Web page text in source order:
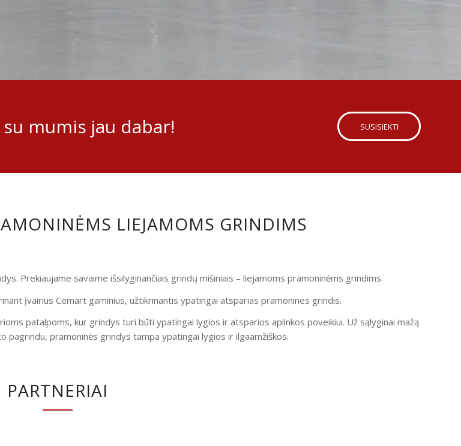
mumis jau dabar! SUSISIEKTI
LIEJAMOMS GRINDIMS
Prekiaujame savaime išsilyginančiais grindų mišiniais – liejamoms pramoninėms grindims.
įvairius Cemart gaminius, užtikrinantis ypatingai atsparias pramonines grindis.
patalpoms, kur grindys turi būti ypatingai lygios ir atsparios aplinkos poveikiui. Už sąlyginai mažą
pagrindu, pramoninės grindys tampa ypatingai lygios ir ilgaamžiškos.
PARTNERIAI